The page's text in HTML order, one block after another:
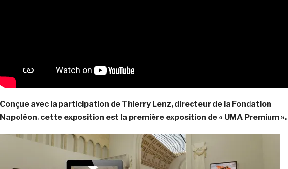
Conçue avec la participation de Thierry Lenz, directeur de la Fondation
Napoléon, cette exposition est la première exposition de « UMA Premium ».